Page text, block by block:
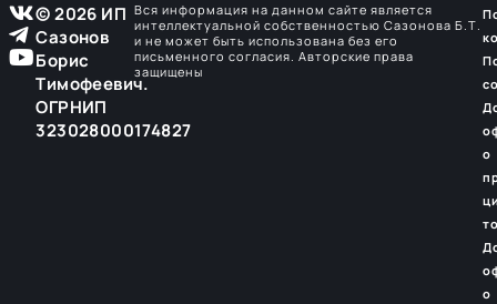
© 2026 ИП
Сазонов
Борис
Тимофеевич.
ОГРНИП
323028000174827
Вся информация на данном сайте является
интеллектуальной собственностью Сазонова Б.Т.
и не может быть использована без его
письменного согласия. Авторские права
защищены
о
о